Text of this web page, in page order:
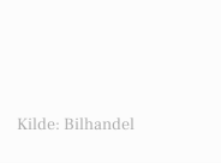
Kilde: Bilhandel